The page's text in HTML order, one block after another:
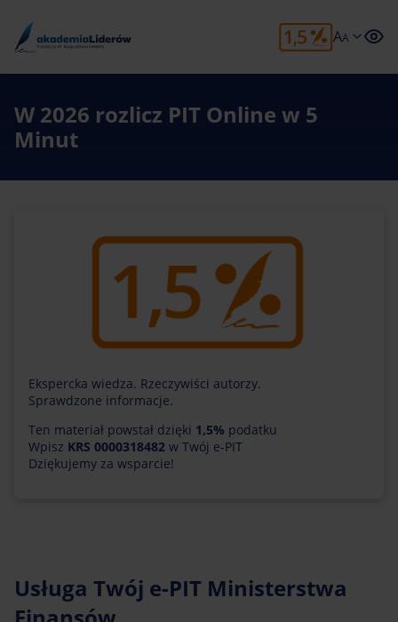
AA
W 2026 rozlicz PIT Online w 5
Minut
Ekspercka wiedza. Rzeczywiści autorzy.
Sprawdzone informacje.
Ten materiał powstał dzięki 1,5% podatku
Wpisz KRS 0000318482 w Twój e-PIT
Dziękujemy za wsparcie!
Usługa Twój e-PIT Ministerstwa